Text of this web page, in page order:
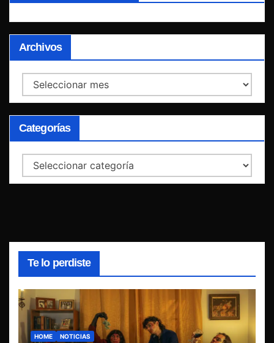
Archivos
Archivos
Categorías
Categorías
Te lo perdiste
HOME NOTICIAS